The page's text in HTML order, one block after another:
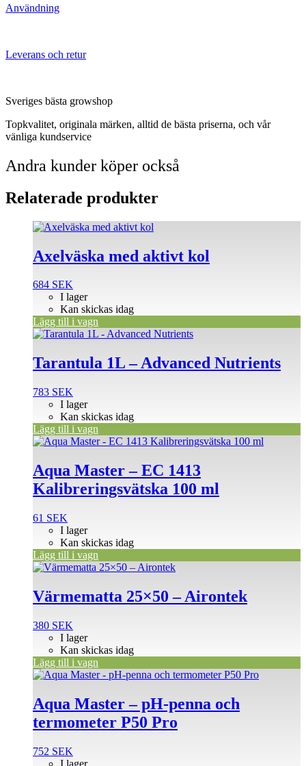
Användning
Leverans och retur
Sveriges bästa growshop
Topkvalitet, originala märken, alltid de bästa priserna, och vår
vänliga kundservice
Andra kunder köper också
Relaterade produkter
Axelväska med aktivt kol
684 SEK
I lager
Kan skickas idag
Lägg till i vagn
Tarantula 1L – Advanced Nutrients
783 SEK
I lager
Kan skickas idag
Lägg till i vagn
Aqua Master – EC 1413
Kalibreringsvätska 100 ml
61 SEK
I lager
Kan skickas idag
Lägg till i vagn
Värmematta 25×50 – Airontek
380 SEK
I lager
Kan skickas idag
Lägg till i vagn
Aqua Master – pH-penna och
termometer P50 Pro
752 SEK
I lager